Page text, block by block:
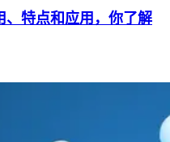
、特点和应用，你了解